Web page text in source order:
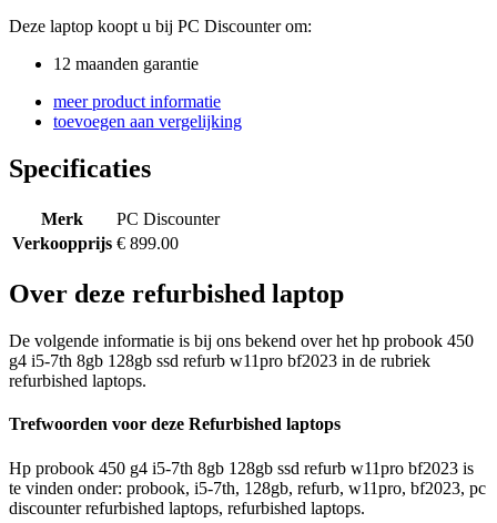
Deze laptop koopt u bij PC Discounter om:
12 maanden garantie
meer product informatie
toevoegen aan vergelijking
Specificaties
Merk
PC Discounter
Verkoopprijs € 899.00
Over deze refurbished laptop
De volgende informatie is bij ons bekend over het hp probook 450
g4 i5-7th 8gb 128gb ssd refurb w11pro bf2023 in de rubriek
refurbished laptops.
Trefwoorden voor deze Refurbished laptops
Hp probook 450 g4 i5-7th 8gb 128gb ssd refurb w11pro bf2023 is
te vinden onder: probook, i5-7th, 128gb, refurb, w11pro, bf2023, pc
discounter refurbished laptops, refurbished laptops.